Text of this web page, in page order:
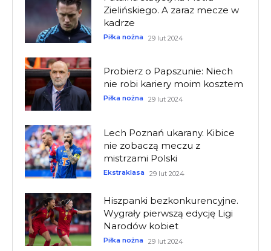
Zielińskiego. A zaraz mecze w
kadrze
Piłka nożna 29 lut 2024
Probierz o Papszunie: Niech
nie robi kariery moim kosztem
Piłka nożna 29 lut 2024
Lech Poznań ukarany. Kibice
nie zobaczą meczu z
mistrzami Polski
Ekstraklasa 29 lut 2024
Hiszpanki bezkonkurencyjne.
Wygrały pierwszą edycję Ligi
Narodów kobiet
Piłka nożna 29 lut 2024